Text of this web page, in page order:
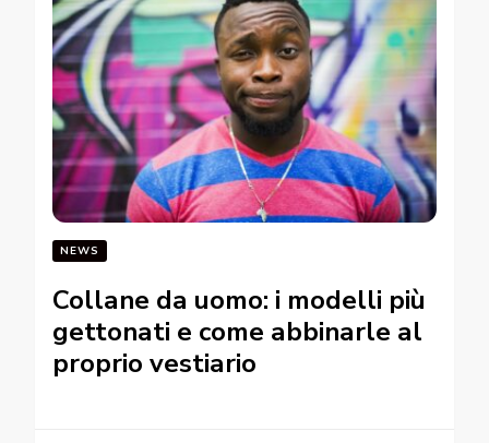
NEWS
Collane da uomo: i modelli più
gettonati e come abbinarle al
proprio vestiario